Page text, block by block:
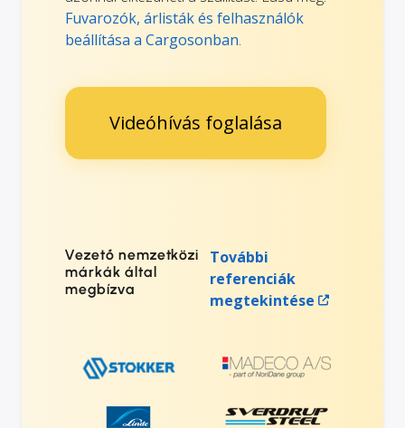
Fuvarozók, árlisták és felhasználók
beállítása a Cargosonban.
Videóhívás foglalása
Vezető nemzetközi
márkák által
megbízva
További
referenciák
megtekintése